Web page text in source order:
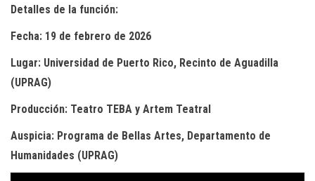
Detalles de la función:
Fecha: 19 de febrero de 2026
Lugar: Universidad de Puerto Rico, Recinto de Aguadilla
(UPRAG)
Producción: Teatro TEBA y Artem Teatral
Auspicia: Programa de Bellas Artes, Departamento de
Humanidades (UPRAG)